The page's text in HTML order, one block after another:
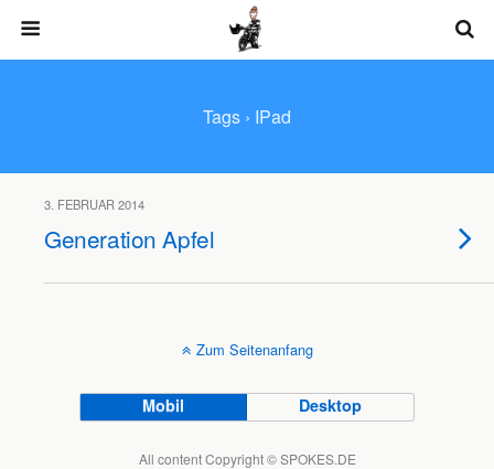
Tags › IPad
3. FEBRUAR 2014
Generation Apfel
Zum Seitenanfang
Mobil Desktop
All content Copyright © SPOKES.DE